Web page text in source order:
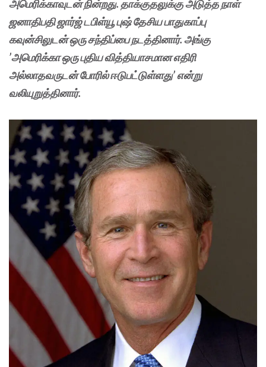
அமெரிக்காவுடன் நின்றது. தாக்குதலுக்கு அடுத்த நாள்
ஜனாதிபதி ஜார்ஜ் டபிள்யூ புஷ் தேசிய பாதுகாப்பு
கவுன்சிலுடன் ஒரு சந்திப்பை நடத்தினார். அங்கு
’அமெரிக்கா ஒரு புதிய வித்தியாசமான எதிரி
அல்லாதவருடன் போரில் ஈடுபட்டுள்ளது’ என்று
வலியுறுத்தினார்.